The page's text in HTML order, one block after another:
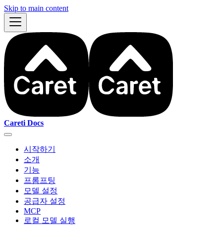
Skip to main content
Careti Docs
시작하기
소개
기능
프롬프팅
모델 설정
공급자 설정
MCP
로컬 모델 실행